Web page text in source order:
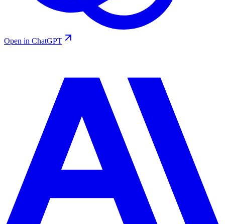
Open in ChatGPT